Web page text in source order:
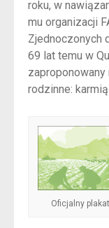
roku, w
mu organizacji
Zjednoczonych
69 lat temu w
zaproponowany
rodzinne:
Oficjalny